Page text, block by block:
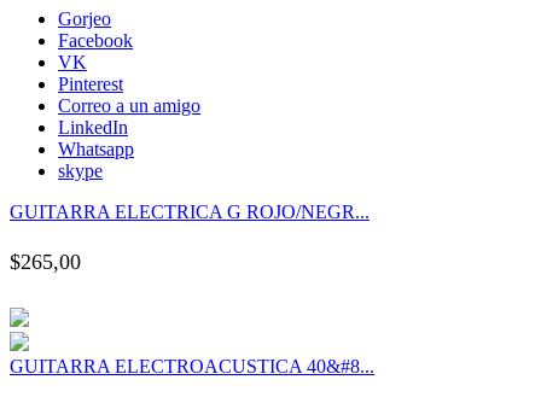
Gorjeo
Facebook
VK
Pinterest
Correo a un amigo
LinkedIn
Whatsapp
skype
GUITARRA ELECTRICA G ROJO/NEGR...
$265,00
GUITARRA ELECTROACUSTICA 40&#8...